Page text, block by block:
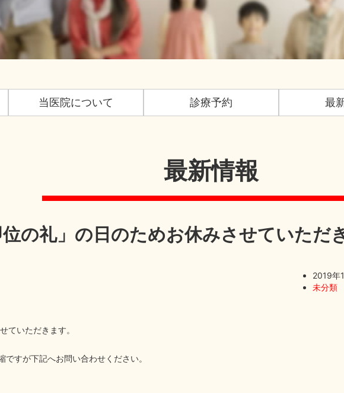
当医院について 診療予約 最
最新情報
の礼」の日のためお休みさせていただ
2019年
未分類
ていただきます。
すが下記へお問い合わせください。